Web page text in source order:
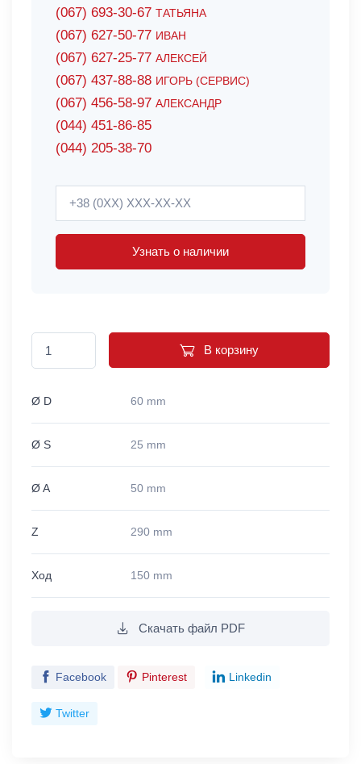
(067) 693-30-67 ТАТЬЯНА
(067) 627-50-77 ИВАН
(067) 627-25-77 АЛЕКСЕЙ
(067) 437-88-88 ИГОРЬ (СЕРВИС)
(067) 456-58-97 АЛЕКСАНДР
(044) 451-86-85
(044) 205-38-70
Узнать о наличии
В корзину
Ø D 60 mm
Ø S 25 mm
Ø A 50 mm
Z 290 mm
Ход 150 mm
Скачать файл PDF
Facebook Pinterest Linkedin
Twitter